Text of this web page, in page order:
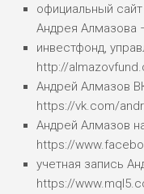
официальный
Андрея Алмазова
инвестфонд,
http://
Андрей Алмазов
https://vk.com/
Андрей Алмазов
https://
учетная запись
https://